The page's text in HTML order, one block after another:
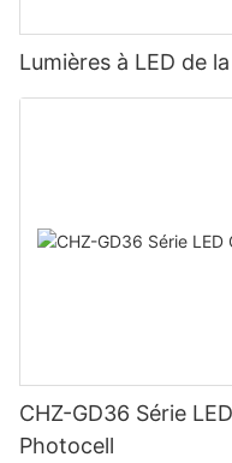
Lumières à LED de
CHZ-GD36 Série
Photocell